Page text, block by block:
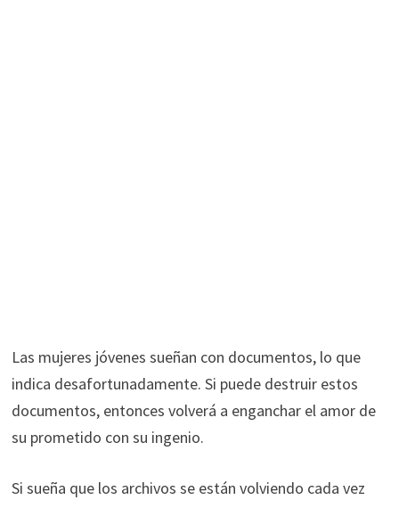
Las mujeres jóvenes sueñan con documentos, lo que
indica desafortunadamente. Si puede destruir estos
documentos, entonces volverá a enganchar el amor de
su prometido con su ingenio.
Si sueña que los archivos se están volviendo cada vez